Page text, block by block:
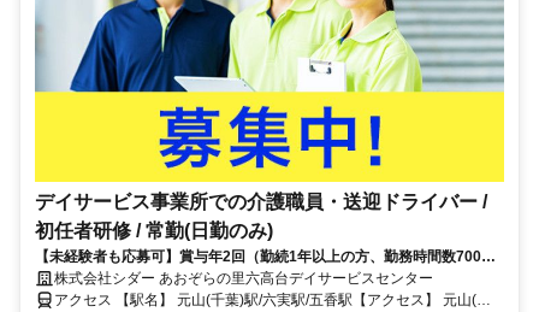
デイサービス事業所での介護職員・送迎ドライバー /
初任者研修 / 常勤(日勤のみ)
【未経験者も応募可】賞与年2回（勤続1年以上の方、勤務時間数700時
間以上の方）！日勤のみ募集！
株式会社シダー あおぞらの里六高台デイサービスセンター
アクセス 【駅名】 元山(千葉)駅/六実駅/五香駅【アクセス】 元山(千